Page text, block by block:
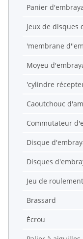
Panier
Jeux de disques
'membrane
Moyeu
'cylindre
Caoutchouc
Commutateur
Disque
Disques
Jeu de
Brassard
Écrou